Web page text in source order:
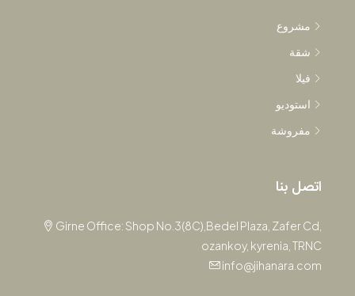
مشروع
شقة
فيلا
استوديو
مفروشة
اتصل بنا
Girne Office: Shop No.3(8C),Bedel Plaza, Zafer Cd,
ozankoy, kyrenia, TRNC
info@jihanara.com